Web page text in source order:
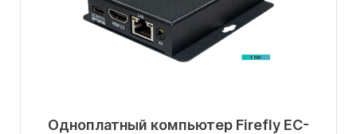
Одноплатный компьютер Firefly EC-